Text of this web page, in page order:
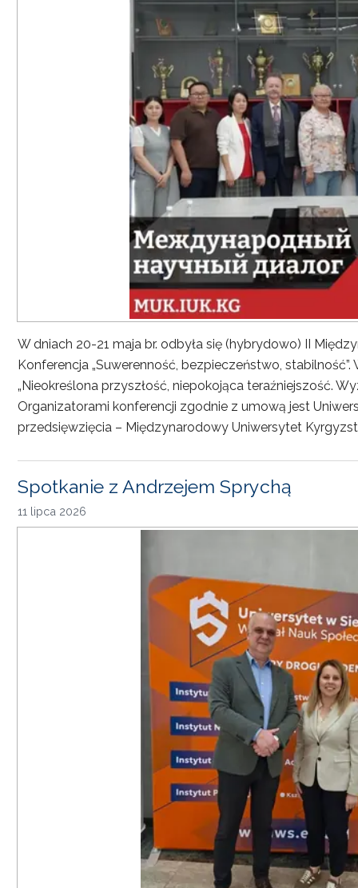
W dniach 20-21 maja br. odbyła się (hybrydowo) II
Konferencja „Suwerenność, bezpieczeństwo,
„Nieokreślona przyszłość, niepokojąca teraźniejszość.
Organizatorami konferencji zgodnie z umową jest
przedsięwzięcia – Międzynarodowy Uniwersytet
Spotkanie z Andrzejem Sprychą
11 lipca 2026